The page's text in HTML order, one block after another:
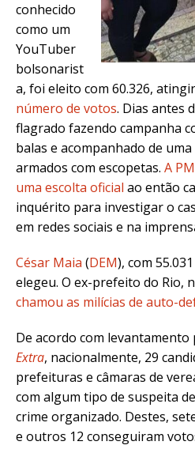
conhecido
como um
YouTuber
bolsonarist
a, foi eleito com 60.326,
número de votos. Dias antes
flagrado fazendo campanha
balas e acompanhado de
armados com escopetas. A
uma escolta oficial ao então
inquérito para investigar o
em redes sociais e na
César Maia (DEM), com
elegeu. O ex-prefeito do Rio,
chamou as milícias de auto-
De acordo com levantamento
Extra, nacionalmente, 29
prefeituras e câmaras de
com algum tipo de suspeita
crime organizado. Destes,
e outros 12 conseguiram